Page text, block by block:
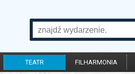
TEATR FILHARMONIA